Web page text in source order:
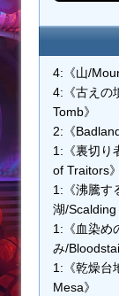
4:《山/
4:《古えの
Tomb》
2:《
1:《裏切り
of Traitors》
1:《沸騰す
湖/Scalding
1:《血染め
み/
1:《乾燥台
Mesa》